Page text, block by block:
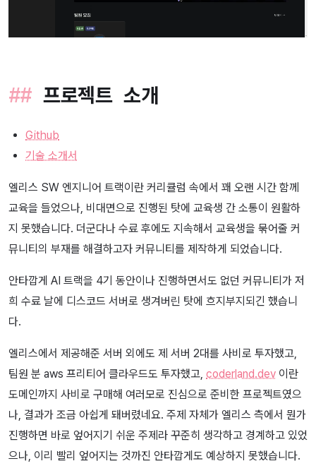
프로젝트 소개
Github
기술 소개서
엘리스 SW 엔지니어 트랙이란 커리큘럼 속에서 꽤 오랜 시간 함께
교육을 들었으나, 비대면으로 진행된 탓에 교육생 간 소통이 원활하
지 못했습니다. 더군다나 수료 후에도 지속해서 교육생을 묶어줄 커
뮤니티의 부재를 해결하고자 커뮤니티를 제작하게 되었습니다.
안타깝게 AI 트랙을 4기 동안이나 진행하면서도 없던 커뮤니티가 저
희 수료 날에 디스코드 서버로 생겨버린 탓에 흐지부지되긴 했습니
다.
엘리스에서 제공해준 서버 외에도 제 서버 2대를 사비로 투자했고,
팀원 분 aws 프리티어 클라우드도 투자했고, coderland.dev 이란
도메인까지 사비로 구매해 여러모로 진심으로 준비한 프로젝트였으
나, 결과가 조금 아쉽게 돼버렸네요. 주제 자체가 엘리스 측에서 뭔가
진행하면 바로 엎어지기 쉬운 주제라 꾸준히 생각하고 경계하고 있었
으나, 이리 빨리 엎어지는 것까진 안타깝게도 예상하지 못했습니다.